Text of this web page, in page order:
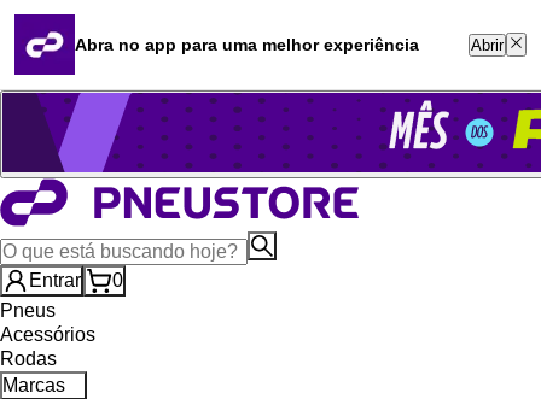
Quero revender
Blog
Whatsapp (16) 99764-8401
Televendas (47) 3046-2551
Entrar
0
Pneus
Acessórios
Rodas
Marcas
Abra no app para uma melhor experiência Abrir